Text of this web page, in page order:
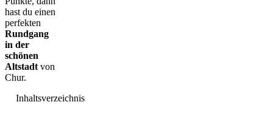
hast du einen
perfekten
Rundgang
in der
schönen
Altstadt von
Chur.
Inhaltsverzeichnis